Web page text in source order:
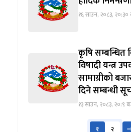
१६ साउन, २०८३,
कृषि सम्बन्धित
विषादी यन्त्र
सामाग्रीको
दिने सम्बन्धी
१३ साउन, २०८३, २०:९
१ २